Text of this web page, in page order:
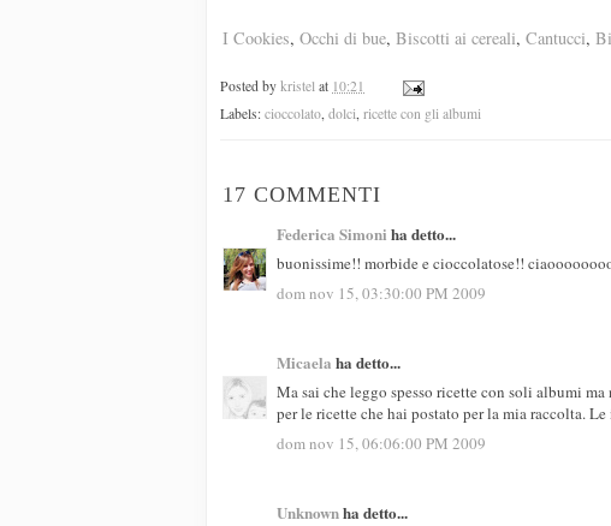
I Cookies, Occhi di bue, Biscotti ai cereali, Cantucci,
Posted by kristel at 10:21
Labels: cioccolato dolci ricette con gli albumi
17 COMMENTI
Federica Simoni ha detto...
buonissime!! morbide e cioccolatose!!
dom nov 15, 03:30:00 PM 2009
Micaela ha detto...
Ma sai che leggo spesso ricette con soli albumi
per le ricette che hai postato per la mia raccolta.
dom nov 15, 06:06:00 PM 2009
Unknownha detto...